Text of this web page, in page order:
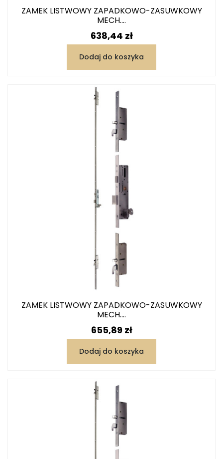
ZAMEK LISTWOWY ZAPADKOWO-ZASUWKOWY
MECH....
Cena
638,44 zł
Dodaj do koszyka
ZAMEK LISTWOWY ZAPADKOWO-ZASUWKOWY
MECH....
Cena
655,89 zł
Dodaj do koszyka